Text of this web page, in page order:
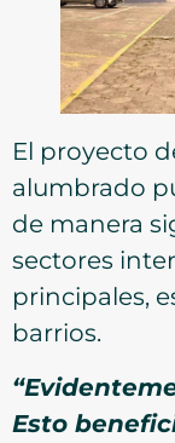
El proyecto
alumbrado
de manera
sectores
principales,
barrios.
Esto